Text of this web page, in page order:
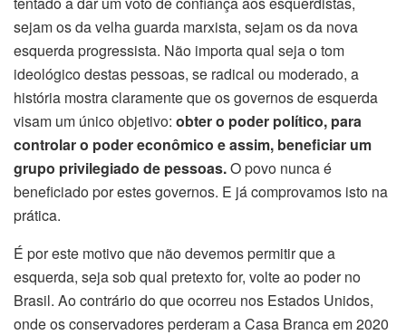
sejam os da velha guarda marxista, sejam os da nova
esquerda progressista. Não importa qual seja o tom
ideológico destas pessoas, se radical ou moderado, a
história mostra claramente que os governos de esquerda
visam um único objetivo: obter o poder político, para
controlar o poder econômico e assim, beneficiar um
grupo privilegiado de pessoas.O povo nunca é
beneficiado por estes governos. E já comprovamos isto na
prática.
É por este motivo que não devemos permitir que a
esquerda, seja sob qual pretexto for, volte ao poder no
Brasil. Ao contrário do que ocorreu nos Estados Unidos,
onde os conservadores perderam a Casa Branca em 2020